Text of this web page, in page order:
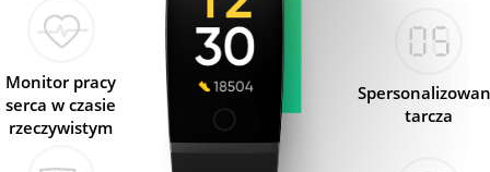
Monitor pracy
serca w czasie
rzeczywistym
tarcza